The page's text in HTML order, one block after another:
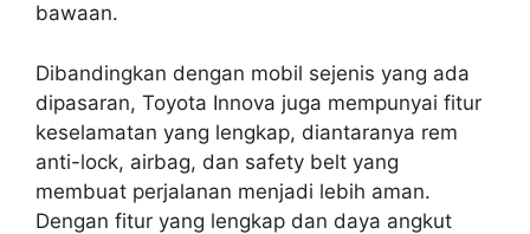
bawaan.
Dibandingkan dengan mobil sejenis yang ada
dipasaran, Toyota Innova juga mempunyai fitur
keselamatan yang lengkap, diantaranya rem
anti-lock, airbag, dan safety belt yang
membuat perjalanan menjadi lebih aman.
Dengan fitur yang lengkap dan daya angkut